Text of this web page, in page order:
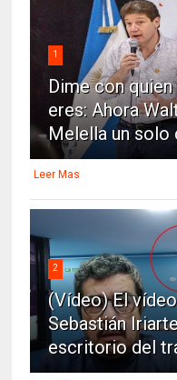
1
Dime con
eres: Ahora
Melella un solo
Leer Mas
2
(Vídeo) El
Sebastián
escritorio del